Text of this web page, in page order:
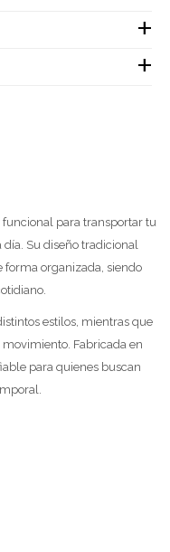
funcional para transportar tu
Su diseño tradicional
forma organizada, siendo
estilos, mientras que
Fabricada en
para quienes buscan